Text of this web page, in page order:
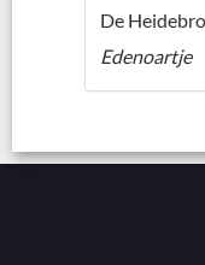
De
Edenoartje
© 2002 - 2026 ::